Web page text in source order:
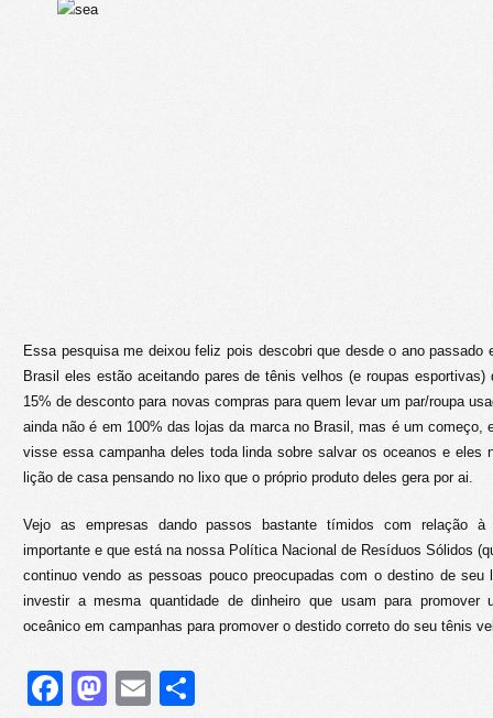
Essa pesquisa me deixou feliz pois descobri que desde o ano passado
Brasil eles estão aceitando pares de tênis velhos (e roupas esportivas)
15% de desconto para novas compras para quem levar um par/roupa
ainda não é em 100% das lojas da marca no Brasil, mas é um começo,
visse essa campanha deles toda linda sobre salvar os oceanos e eles
lição de casa pensando no lixo que o próprio produto deles gera por ai.
Vejo as empresas dando passos bastante tímidos com relação à
importante e que está na nossa Política Nacional de Resíduos Sólidos
continuo vendo as pessoas pouco preocupadas com o destino de seu
investir a mesma quantidade de dinheiro que usam para promover
oceânico em campanhas para promover o destido correto do seu tênis
Facebook
Mastodon
Email